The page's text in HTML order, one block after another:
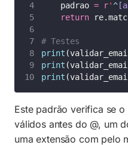
    padrao
= r'^
return
# Testes
print
print
print
Este padrão verifica se
válidos antes do @, um
uma extensão com pelo